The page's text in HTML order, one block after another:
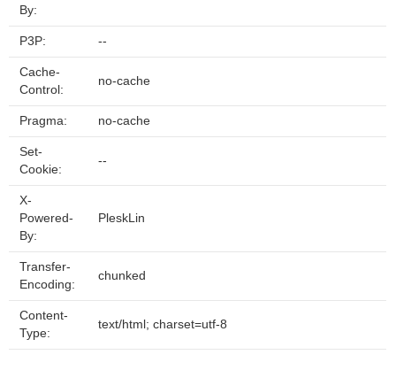
By:
P3P: --
Cache-
Control:
no-cache
Pragma: no-cache
Set-
Cookie:
--
X-
Powered-
By:
PleskLin
Transfer-
Encoding:
chunked
Content-
Type:
text/html; charset=utf-8